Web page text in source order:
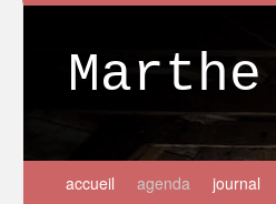
accueil agenda journal